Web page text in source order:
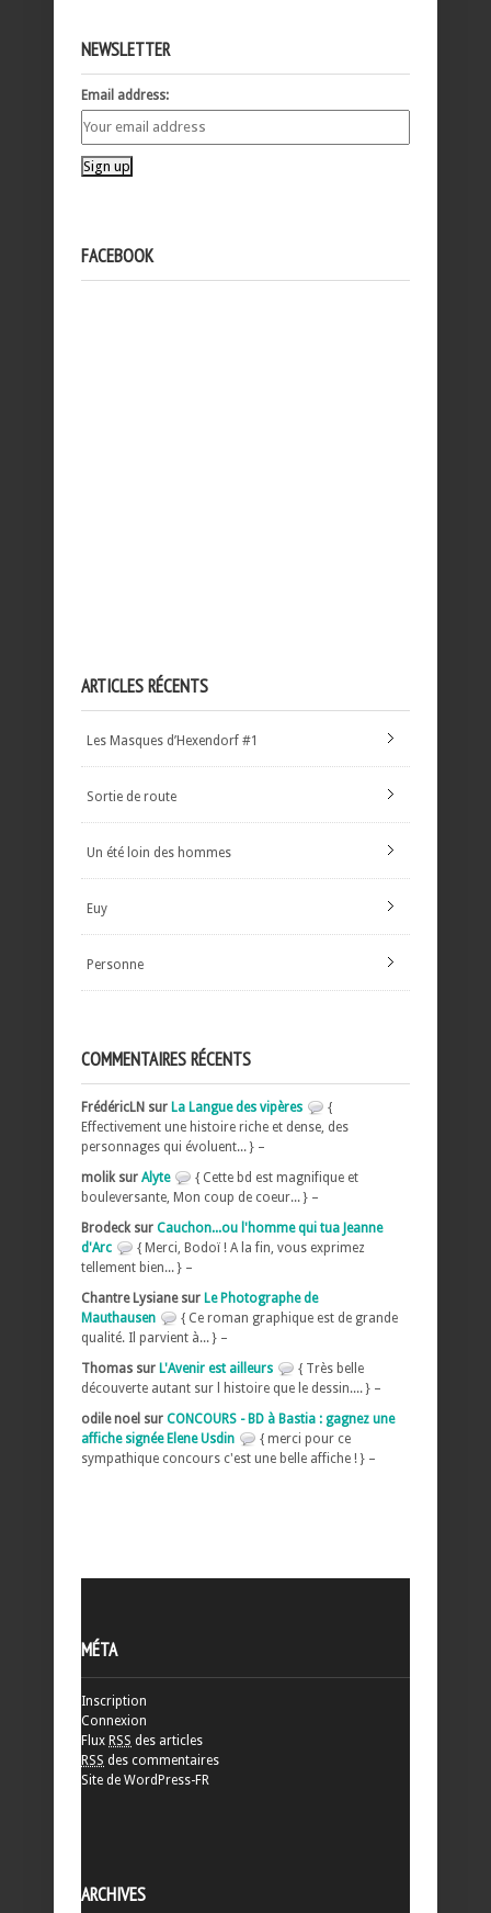
NEWSLETTER
Email address:
FACEBOOK
ARTICLES RÉCENTS
Les Masques d’Hexendorf #1
Sortie de route
Un été loin des hommes
Euy
Personne
COMMENTAIRES RÉCENTS
FrédéricLN sur La Langue des vipères
{
Effectivement une histoire riche et dense, des
personnages qui évoluent... } –
molik sur Alyte
{ Cette bd est magnifique et
bouleversante, Mon coup de coeur... } –
Brodeck sur Cauchon...ou l'homme qui tua Jeanne
d'Arc
{ Merci, Bodoï ! A la fin, vous exprimez
tellement bien... } –
Chantre Lysiane sur Le Photographe de
Mauthausen
{ Ce roman graphique est de grande
qualité. Il parvient à... } –
Thomas sur L'Avenir est ailleurs
{ Très belle
découverte autant sur l histoire que le dessin.... } –
odile noel sur CONCOURS - BD à Bastia : gagnez une
affiche signée Elene Usdin
{ merci pour ce
sympathique concours c'est une belle affiche ! } –
MÉTA
Inscription
Connexion
Flux RSS des articles
RSS des commentaires
Site de WordPress-FR
ARCHIVES